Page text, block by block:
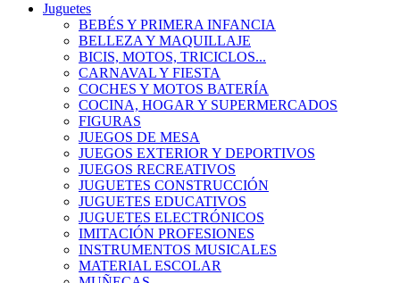
Juguetes
BEBÉS Y PRIMERA INFANCIA
BELLEZA Y MAQUILLAJE
BICIS, MOTOS, TRICICLOS...
CARNAVAL Y FIESTA
COCHES Y MOTOS BATERÍA
COCINA, HOGAR Y SUPERMERCADOS
FIGURAS
JUEGOS DE MESA
JUEGOS EXTERIOR Y DEPORTIVOS
JUEGOS RECREATIVOS
JUGUETES CONSTRUCCIÓN
JUGUETES EDUCATIVOS
JUGUETES ELECTRÓNICOS
IMITACIÓN PROFESIONES
INSTRUMENTOS MUSICALES
MATERIAL ESCOLAR